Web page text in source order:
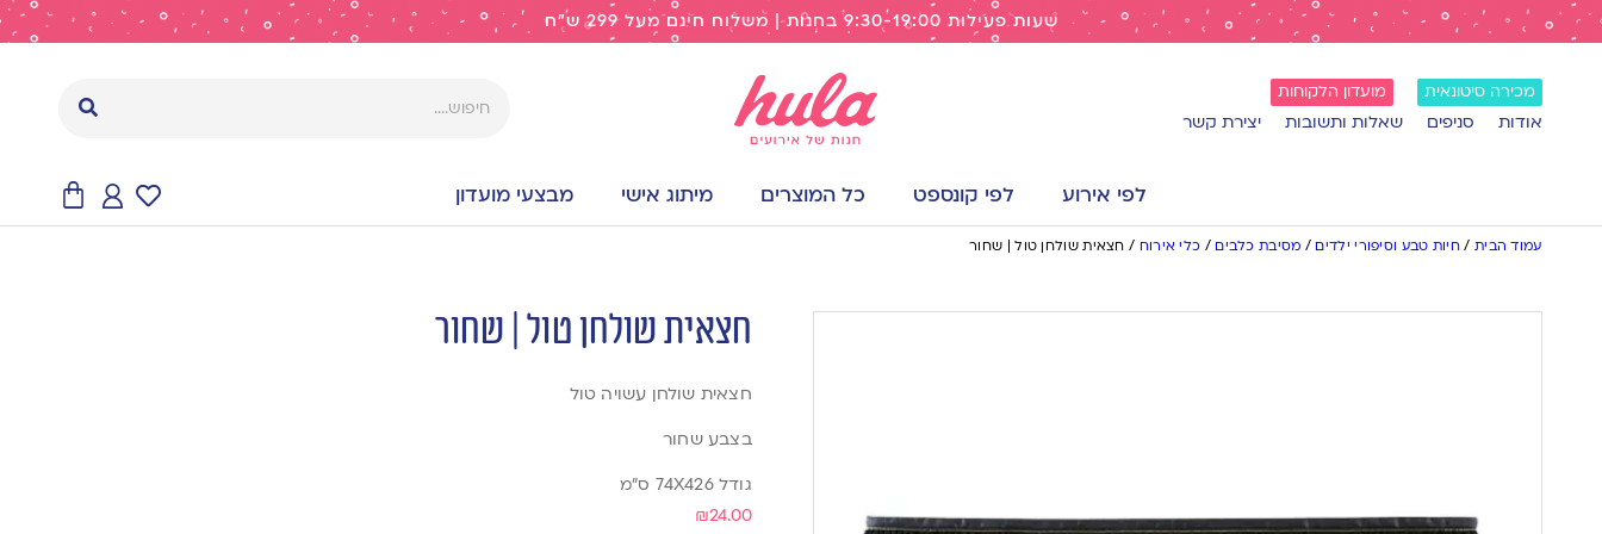
שעות פעילות 9:30-19:00 בחנות | משלוח חינם מעל 299 ש"ח
מכירה סיטונאית מועדון הלקוחות
אודות סניפים שאלות ותשובות יצירת קשר
לפי אירוע לפי קונספט כל המוצרים מיתוג אישי מבצעי מועדון
עמוד הבית / חיות טבע וסיפורי ילדים / מסיבת כלבים / כלי אירוח / חצאית שולחן טול | שחור
חצאית שולחן טול | שחור
חצאית שולחן עשויה טול
בצבע שחור
גודל 74X426 ס”מ
₪24.00